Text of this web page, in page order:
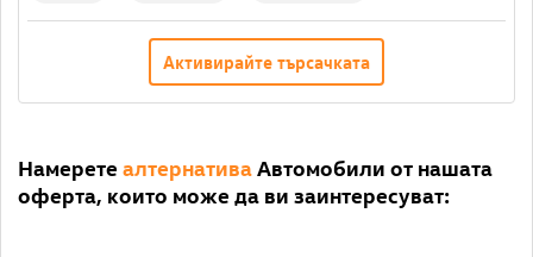
Активирайте търсачката
Намерете алтернативаАвтомобили от нашата
оферта, които може да ви заинтересуват: